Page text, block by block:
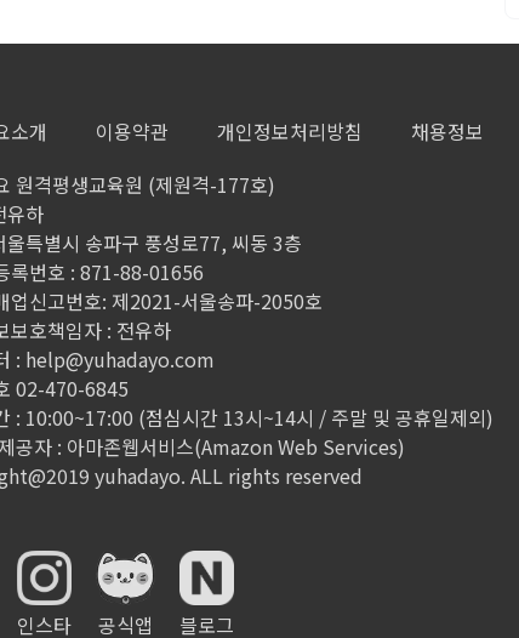
소개 이용약관 개인정보처리방침
채용정보
원격평생교육원 (제원격-177호)
유하
울특별시 송파구 풍성로77, 씨동 3층
록번호 : 871-88-01656
업신고번호: 제2021-서울송파-2050호
보호책임자 : 전유하
: help@yuhadayo.com
02-470-6845
: 10:00~17:00 (점심시간 13시~14시 / 주말 및 공휴일제외)
공자 : 아마존웹서비스(Amazon Web Services)
yuhadayo. ALL rights reserved
인스타 공식앱 블로그